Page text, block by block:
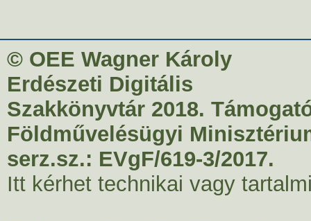
© OEE Wagner Károly
Erdészeti Digitális
Szakkönyvtár 2018.
Földművelésügyi
serz.sz.: EVgF/619-3/2017.
Itt kérhet technikai vagy